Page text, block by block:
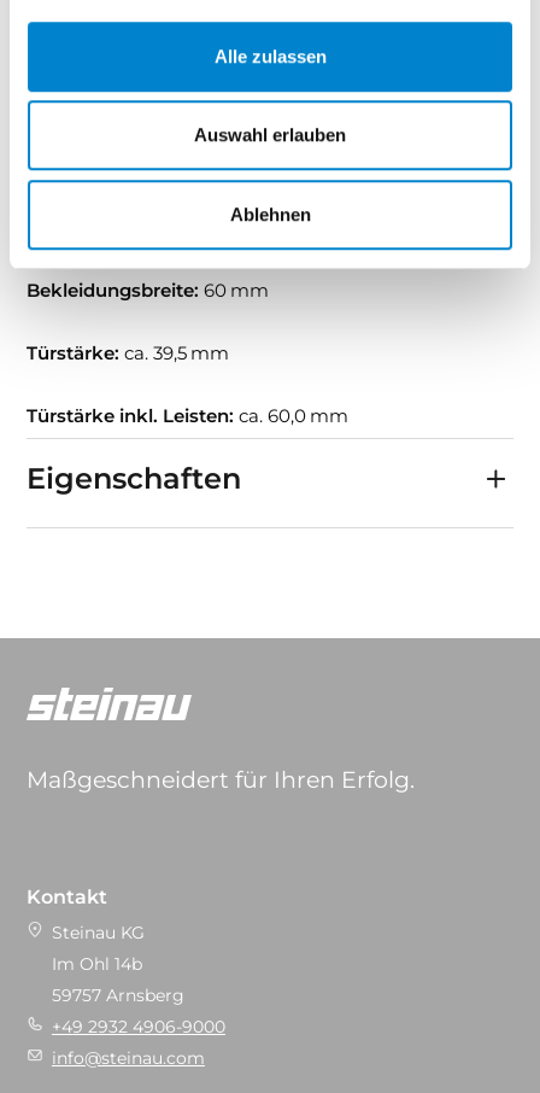
Alle zulassen
Auswahl erlauben
Ablehnen
mm: V4426 WF, 3-teiligBand ab Türbreite 986 mm:
VX160‑18Band ab Türhöhe 2.236 mm: VX 160‑18,
Bekleidungsbreite:60 mm
Türstärke: ca. 39,5 mm
Türstärke inkl. Leisten:ca. 60,0 mm
Eigenschaften
Maßgeschneidert für Ihren Erfolg.
Kontakt
Steinau KG
Im Ohl 14b
59757 Arnsberg
+49 2932 4906-9000
info@steinau.com